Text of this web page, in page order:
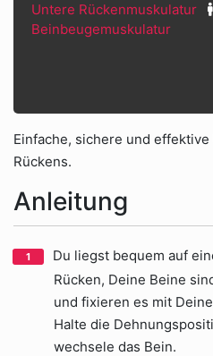
Untere Rückenmuskulatur
Beinbeugemuskulatur
Einfache, sichere und
Rückens.
Anleitung
Du liegst bequem auf
Rücken, Deine Beine
und fixieren es mit
Halte die
wechsele das Bein.